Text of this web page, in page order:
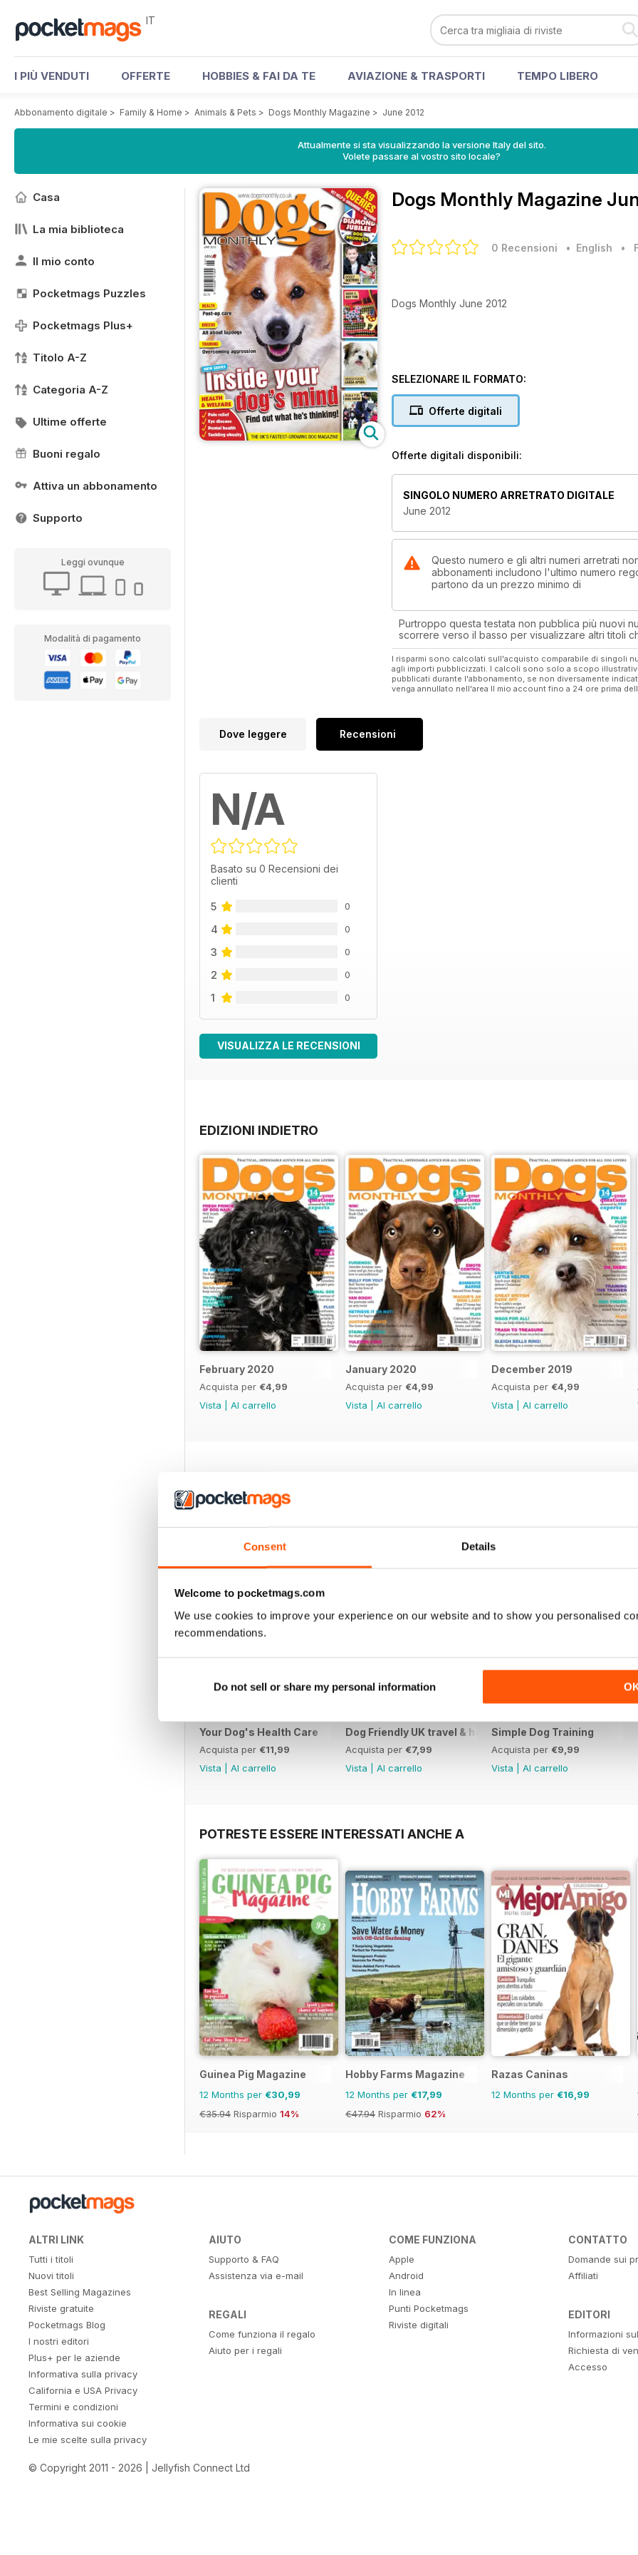
Consent Details
Welcome to pocketmags.com
We use cookies to improve your experience on our website and to show you personalised
recommendations.
Do not sell or share my personal information
IT
I PIÙ VENDUTI OFFERTE HOBBIES & FAI DA TE AVIAZIONE & TRASPORTI TEMPO LIBERO
Abbonamento digitale > Family & Home > Animals & Pets > Dogs Monthly Magazine > June 2012
Attualmente si sta visualizzando la versione Italy del sito.
Volete passare al vostro sito locale?
Casa
La mia biblioteca
Il mio conto
Pocketmags Puzzles
Pocketmags Plus+
Titolo A-Z
Categoria A-Z
Ultime offerte
Buoni regalo
Attiva un abbonamento
Supporto
Leggi ovunque
Modalità di pagamento
Dogs Monthly Magazine
0 Recensioni • English •
Dogs Monthly June 2012
SELEZIONARE IL FORMATO:
Offerte digitali
Offerte digitali disponibili:
SINGOLO NUMERO ARRETRATO DIGITALE
June 2012
Questo numero e gli altri numeri arretrati
abbonamenti includono l'ultimo numero
partono da un prezzo minimo di
Purtroppo questa testata non pubblica più nuovi
scorrere verso il basso per visualizzare altri titoli
I risparmi sono calcolati sull'acquisto comparabile di singoli
agli importi pubblicizzati. I calcoli sono solo a scopo
pubblicati durante l'abbonamento, se non diversamente
venga annullato nell'area Il mio account fino a 24 ore prima
Dove leggere Recensioni
N/A
Basato su 0 Recensioni dei
clienti
5 0
4 0
3 0
2 0
1 0
VISUALIZZA LE RECENSIONI
EDIZIONI INDIETRO
February 2020
Acquista per €4,99
Vista
Al carrello
January 2020
Acquista per €4,99
Vista
Al carrello
December 2019
Acquista per €4,99
Vista
Al carrello
SPECIAL EDITIONS
Your Dog's Health Care
Acquista per €11,99
Vista
Al carrello
Dog Friendly UK travel & holiday
Acquista per €7,99
Vista
Al carrello
Simple Dog Training
Acquista per €9,99
Vista
Al carrello
POTRESTE ESSERE INTERESSATI ANCHE A
Guinea Pig Magazine
12 Months per €30,99
€35.94 Risparmio 14%
Hobby Farms Magazine
12 Months per €17,99
€47.94 Risparmio 62%
Razas Caninas
12 Months per €16,99
ALTRI LINK
Tutti i titoli
Nuovi titoli
Best Selling Magazines
Riviste gratuite
Pocketmags Blog
I nostri editori
Plus+ per le aziende
Informativa sulla privacy
California e USA Privacy
Termini e condizioni
Informativa sui cookie
Le mie scelte sulla privacy
AIUTO
Supporto & FAQ
Assistenza via e-mail
REGALI
Come funziona il regalo
Aiuto per i regali
COME FUNZIONA
Apple
Android
In linea
Punti Pocketmags
Riviste digitali
CONTATTO
Domande sui
Affiliati
EDITORI
Informazioni
Richiesta di
Accesso
© Copyright 2011 - 2026 | Jellyfish Connect Ltd